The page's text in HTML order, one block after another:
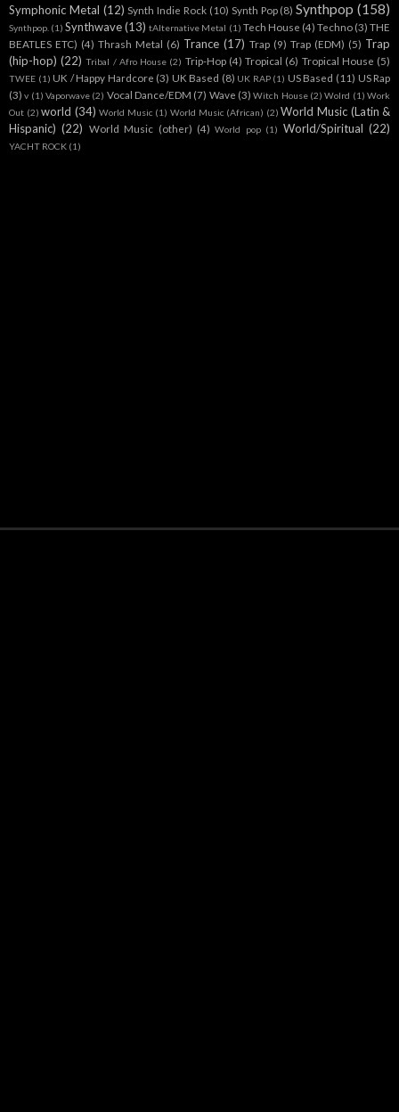
Symphonic Metal (12) Synth Indie Rock (10) Synth Pop (8) Synthpop (158)
Synthpop. (1) Synthwave (13) tAlternative Metal (1) Tech House (4) Techno (3) THE
BEATLES ETC) (4) Thrash Metal (6) Trance (17) Trap (9) Trap (EDM) (5) Trap
(hip-hop) (22) Tribal / Afro House (2) Trip-Hop (4) Tropical (6) Tropical House (5)
TWEE (1) UK / Happy Hardcore (3) UK Based (8) UK RAP (1) US Based (11) US Rap
(3) v (1) Vaporwave (2) Vocal Dance/EDM (7) Wave (3) Witch House (2) Wolrd (1) Work
Out (2) world (34) World Music (1) World Music (African) (2) World Music (Latin &
Hispanic) (22) World Music (other) (4) World pop (1) World/Spiritual (22)
YACHT ROCK (1)